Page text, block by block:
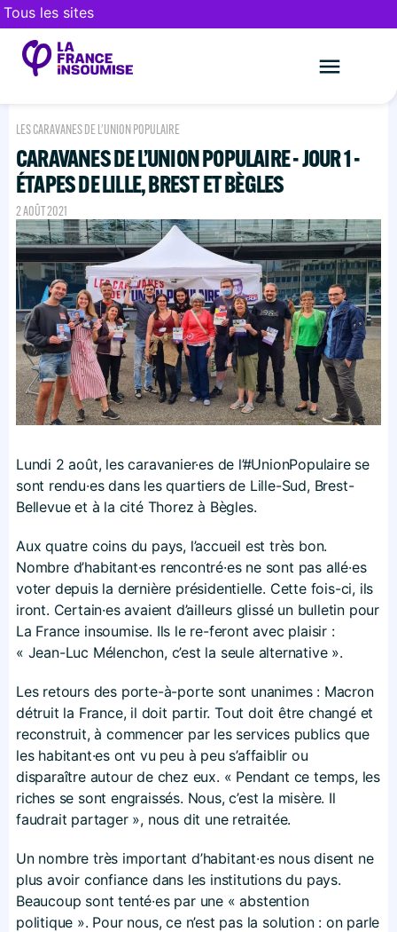
Tous les sites
LES CARAVANES DE L'UNION POPULAIRE
CARAVANES DE L’UNION POPULAIRE - JOUR 1 -
ÉTAPES DE LILLE, BREST ET BÈGLES
2 AOÛT 2021
Lundi 2 août, les caravanier·es de l’#UnionPopulaire se
sont rendu·es dans les quartiers de Lille-Sud, Brest-
Bellevue et à la cité Thorez à Bègles.
Aux quatre coins du pays, l’accueil est très bon.
Nombre d’habitant·es rencontré·es ne sont pas allé·es
voter depuis la dernière présidentielle. Cette fois-ci, ils
iront. Certain·es avaient d’ailleurs glissé un bulletin pour
La France insoumise. Ils le re-feront avec plaisir :
« Jean-Luc Mélenchon, c’est la seule alternative ».
Les retours des porte-à-porte sont unanimes : Macron
détruit la France, il doit partir. Tout doit être changé et
reconstruit, à commencer par les services publics que
les habitant·es ont vu peu à peu s’affaiblir ou
disparaître autour de chez eux. « Pendant ce temps, les
riches se sont engraissés. Nous, c’est la misère. Il
faudrait partager », nous dit une retraitée.
Un nombre très important d’habitant·es nous disent ne
plus avoir confiance dans les institutions du pays.
Beaucoup sont tenté·es par une « abstention
politique ». Pour nous, ce n’est pas la solution : on parle